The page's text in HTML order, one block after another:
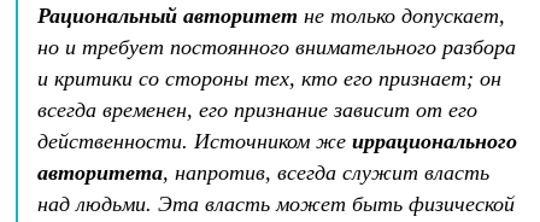
Рациональный авторитет не только допускает,
но и требует постоянного внимательного разбора
и критики со стороны тех, кто его признает; он
всегда временен, его признание зависит от его
действенности. Источником жеиррационального
авторитета, напротив, всегда служит власть
над людьми. Эта власть может быть физической